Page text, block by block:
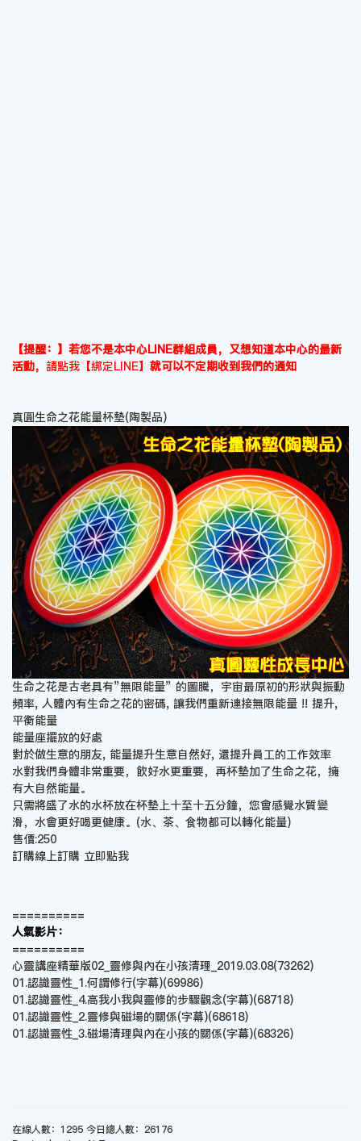
【提醒：】若您不是本中心LINE群組成員，又想知道本中心的最新
活動， 請點我【綁定LINE】 就可以不定期收到我們的通知
真圓生命之花能量杯墊(陶製品)
生命之花是古老具有”無限能量” 的圖騰，宇宙最原初的形狀與振動
頻率, 人體內有生命之花的密碼, 讓我們重新連接無限能量 !! 提升,
平衡能量
能量座擺放的好處
對於做生意的朋友, 能量提升生意自然好, 還提升員工的工作效率
水對我們身體非常重要，飲好水更重要，再杯墊加了生命之花，擁
有大自然能量。
只需將盛了水的水杯放在杯墊上十至十五分鐘，您會感覺水質變
滑，水會更好喝更健康。(水、茶、食物都可以轉化能量)
售價:250
訂購線上訂購 立即點我
==========
人氣影片：
==========
心靈講座精華版02_靈修與內在小孩清理_2019.03.08(73262)
01.認識靈性_1.何謂修行(字幕)(69986)
01.認識靈性_4.高我小我與靈修的步驟觀念(字幕)(68718)
01.認識靈性_2.靈修與磁場的關係(字幕)(68618)
01.認識靈性_3.磁場清理與內在小孩的關係(字幕)(68326)
在線人數：1295 今日總人數：26176